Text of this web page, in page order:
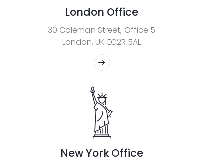
London Office
30 Coleman Street, Office 5
London, UK EC2R 5AL
New York Office